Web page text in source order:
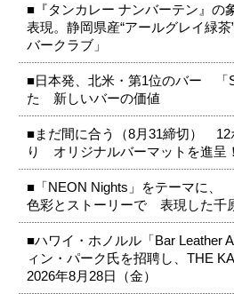
■『タンカレー ナンバーテン』の
表現。静岡県産“アールグレイ緑
バークラブ」
■日本発、北米・第1位のバー 「
た 新しいバーの価値
■まだ間に合う（8月31締切） 12
り オリジナルバーマットを進呈！
■「NEON Nights」をテーマに、
色彩とストーリーで 表現した千
■ハワイ・ホノルル「Bar Leather
ィン・パーク氏を招聘し、THE
2026年8月28日（金）